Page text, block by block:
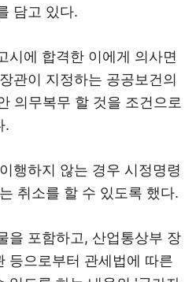
담고 있다.
시에 합격한 이에게 의사면
관이 지정하는 공공보건의
의무복무 할 것을 조건으로
.
행하지 않는 경우 시정명령
취소를 할 수 있도록 했다.
을 포함하고, 산업통상부 장
등으로부터 관세법에 따른